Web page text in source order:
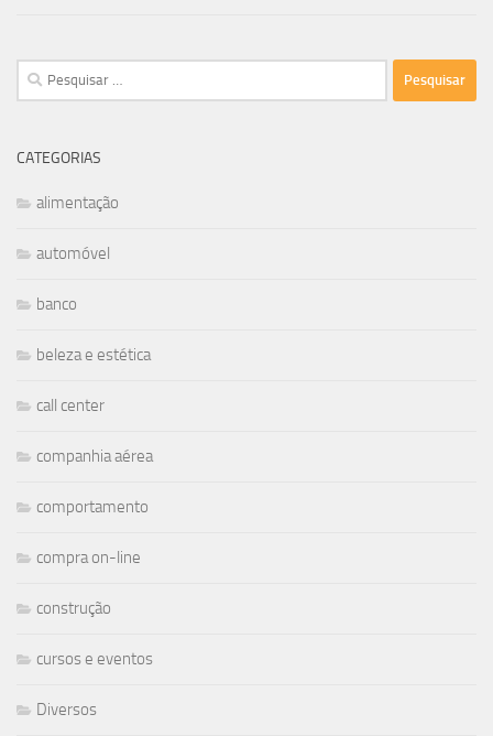
Pesquisar
por:
CATEGORIAS
alimentação
automóvel
banco
beleza e estética
call center
companhia aérea
comportamento
compra on-line
construção
cursos e eventos
Diversos